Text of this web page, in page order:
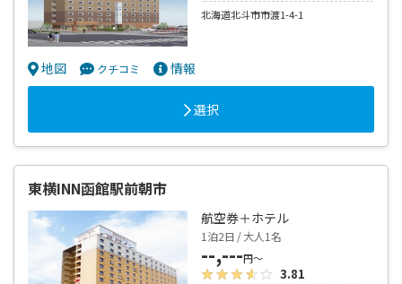
北海道北斗市市渡1-4-1
地図 クチコミ 情報
選択
東横INN函館駅前朝市
航空券＋ホテル
1泊2日 / 大人1名
--,---円～
3.81